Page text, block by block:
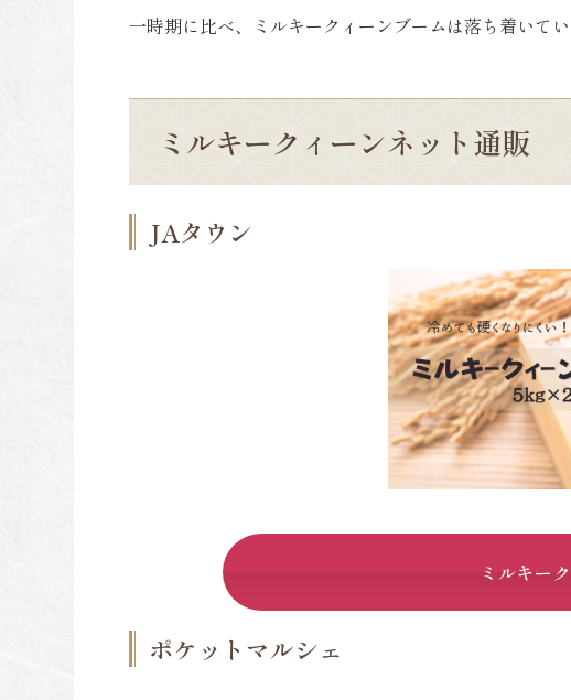
一時期に比べ、ミルキークィーンブームは落ち着いて
ミルキークィーンネット通販
JAタウン
ミルキー
ポケットマルシェ